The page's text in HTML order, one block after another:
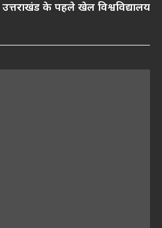
के पहले खेल विश्वविद्यालय